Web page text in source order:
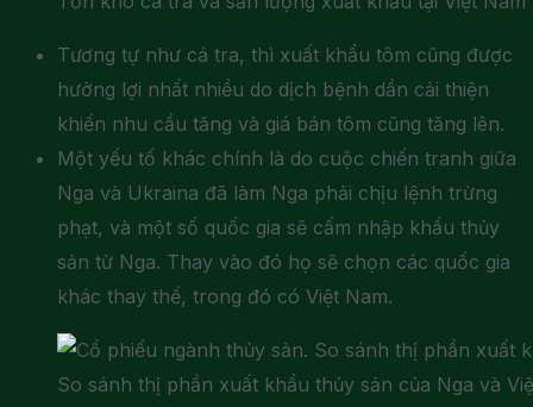
Tương tự như cá tra, thì xuất khẩu tôm cũng được
hưởng lợi nhất nhiều do dịch bệnh dần cải thiện
khiến nhu cầu tăng và giá bán tôm cũng tăng lên.
Một yếu tố khác chính là do cuộc chiến tranh giữa
Nga và Ukraina đã làm Nga phải chịu lệnh trừng
phạt, và một số quốc gia sẽ cấm nhập khẩu thủy
sản từ Nga. Thay vào đó họ sẽ chọn các quốc gia
khác thay thế, trong đó có Việt Nam.
So sánh thị phần xuất khẩu thủy sản của Nga và